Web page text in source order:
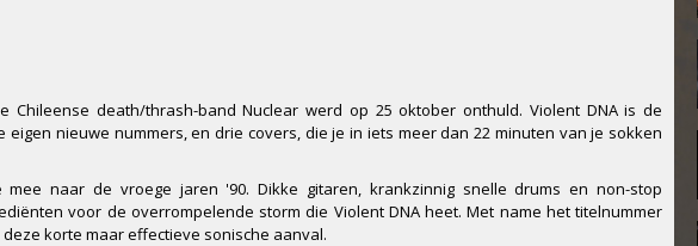
death/thrash-band Nuclear werd op 25 oktober onthuld. Violent DNA is de
nieuwe nummers, en drie covers, die je in iets meer dan 22 minuten van je sokken
naar de vroege jaren '90. Dikke gitaren, krankzinnig snelle drums en non-stop
voor de overrompelende storm die Violent DNA heet. Met name het titelnummer
korte maar effectieve sonische aanval.